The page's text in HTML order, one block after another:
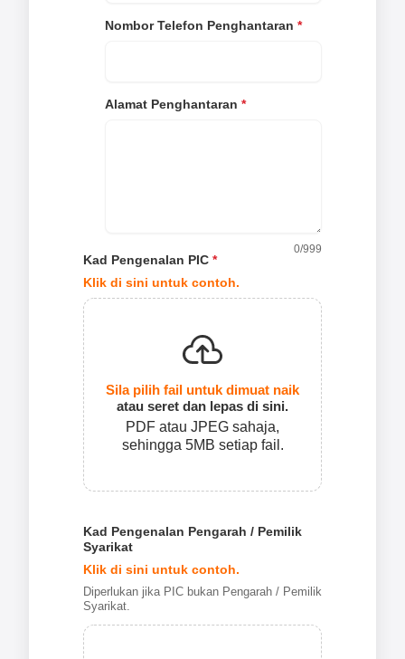
Nombor Telefon Penghantaran *
Alamat Penghantaran *
0/999
Kad Pengenalan PIC *
Klik di sini untuk contoh.
Sila pilih fail untuk dimuat naik
atau seret dan lepas di sini.
PDF atau JPEG sahaja,
sehingga 5MB setiap fail.
Kad Pengenalan Pengarah / Pemilik
Syarikat
Klik di sini untuk contoh.
Diperlukan jika PIC bukan Pengarah / Pemilik
Syarikat.